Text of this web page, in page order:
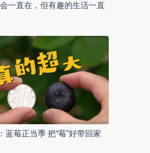
一直在，但有趣的生活一直
蓝莓正当季 把“莓”好带回家